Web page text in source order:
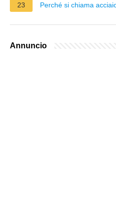
23 Perché si chiama
Annuncio